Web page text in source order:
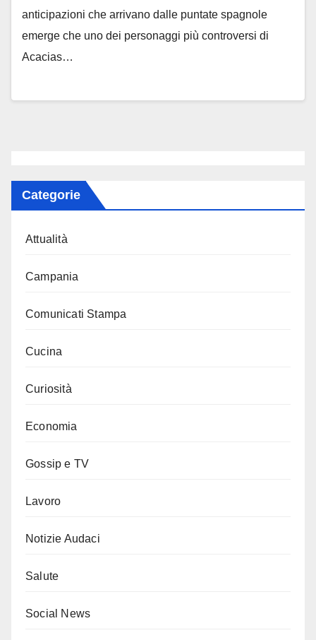
anticipazioni che arrivano dalle puntate spagnole
emerge che uno dei personaggi più controversi di
Acacias…
Categorie
Attualità
Campania
Comunicati Stampa
Cucina
Curiosità
Economia
Gossip e TV
Lavoro
Notizie Audaci
Salute
Social News